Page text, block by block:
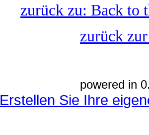
zurück zu: Back to
zurück
powered in
Erstellen Sie Ihre